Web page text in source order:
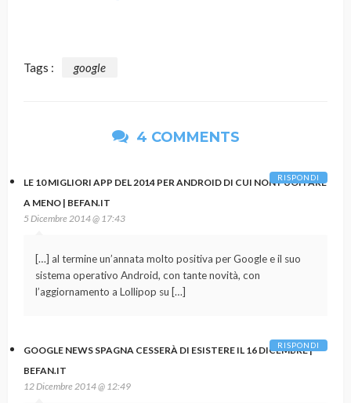
Tags : google
4 COMMENTS
LE 10 MIGLIORI APP DEL 2014 PER ANDROID DI CUI NON PUOI FARE
A MENO | BEFAN.IT
5 Dicembre 2014 @ 17:43
[…] al termine un’annata molto positiva per Google e il suo
sistema operativo Android, con tante novità, con
l’aggiornamento a Lollipop su […]
RISPONDI
GOOGLE NEWS SPAGNA CESSERÀ DI ESISTERE IL 16 DICEMBRE |
BEFAN.IT
12 Dicembre 2014 @ 12:49
RISPONDI